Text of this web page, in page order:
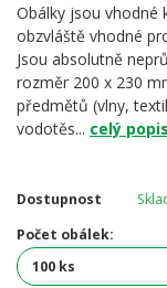
Obálky jsou vhodné
obzvláště vhodné
Jsou absolutně
rozměr 200 x 230
předmětů (vlny,
vodotěs... celý popis
Dostupnost
Počet obálek: